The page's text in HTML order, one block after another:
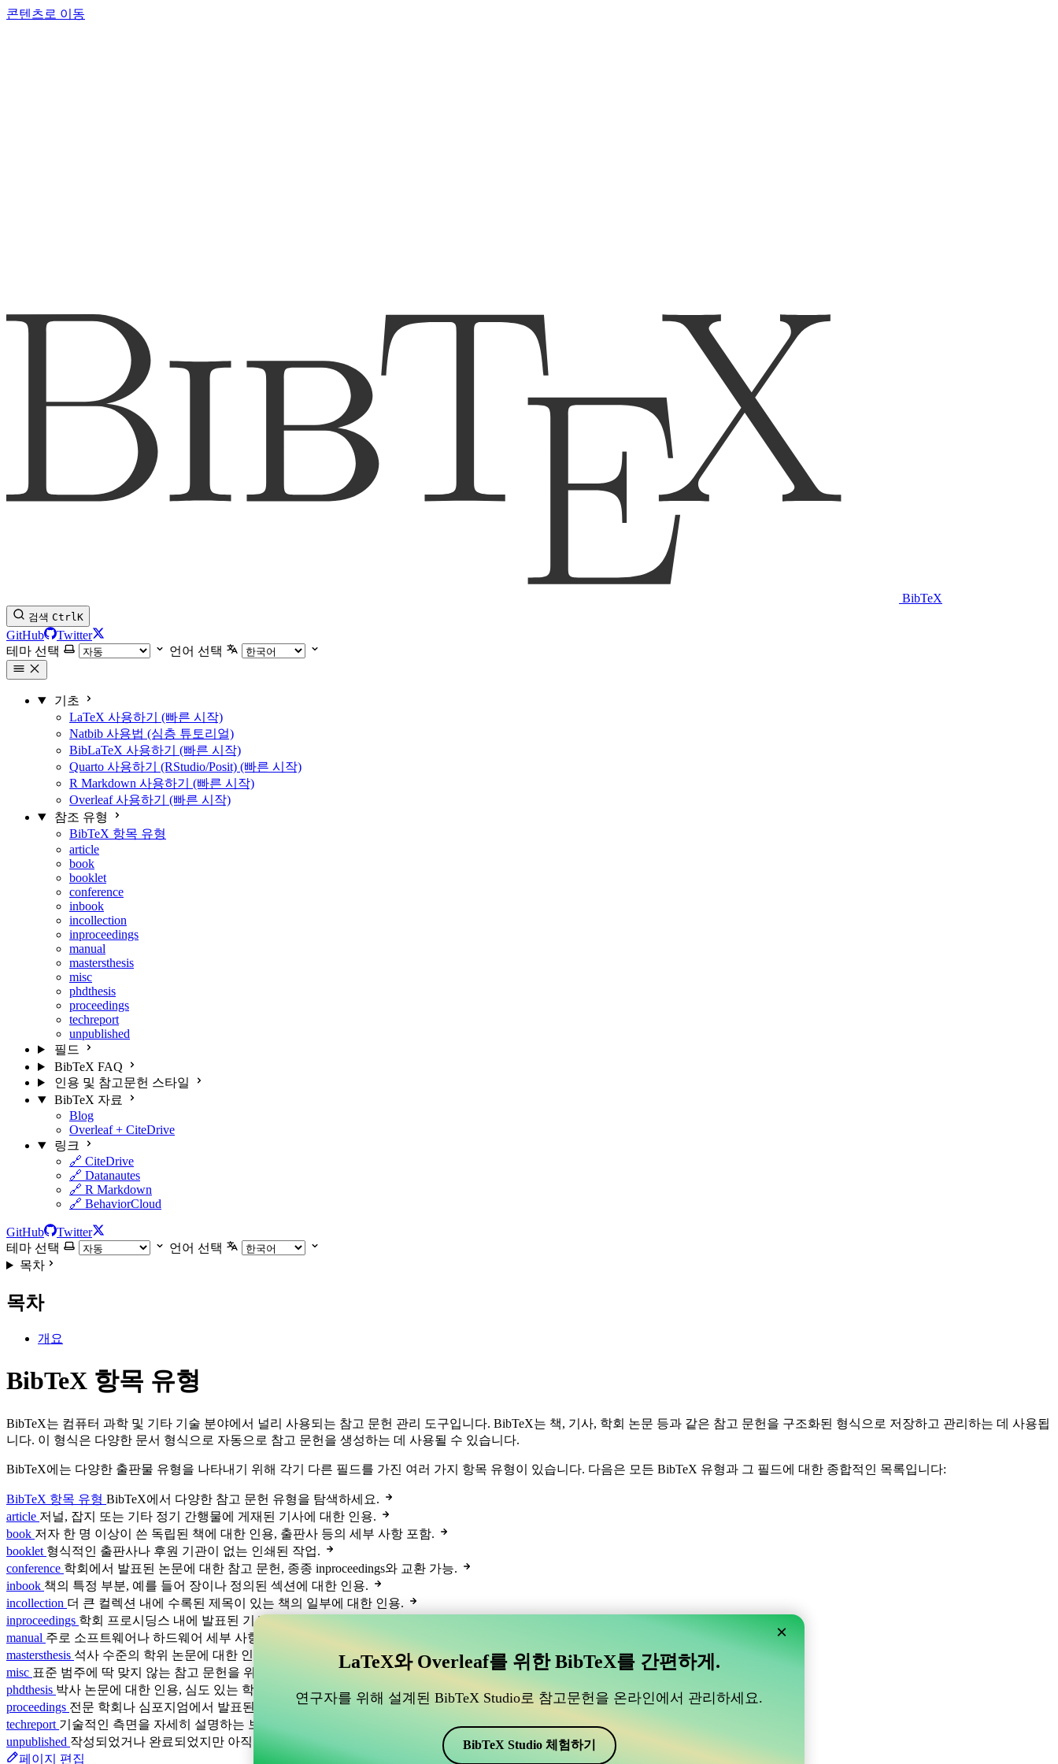
콘텐츠로 이동
BibTeX
검색 CtrlK
GitHub
Twitter
테마 선택
언어 선택
기초
LaTeX 사용하기 (빠른 시작)
Natbib 사용법 (심층 튜토리얼)
BibLaTeX 사용하기 (빠른 시작)
Quarto 사용하기 (RStudio/Posit) (빠른 시작)
R Markdown 사용하기 (빠른 시작)
Overleaf 사용하기 (빠른 시작)
참조 유형
BibTeX 항목 유형
article
book
booklet
conference
inbook
incollection
inproceedings
manual
mastersthesis
misc
phdthesis
proceedings
techreport
unpublished
필드
BibTeX FAQ
인용 및 참고문헌 스타일
BibTeX 자료
Blog
Overleaf + CiteDrive
링크
🔗 CiteDrive
🔗 Datanautes
🔗 R Markdown
🔗 BehaviorCloud
GitHub
Twitter
테마 선택
언어 선택
목차
목차
개요
BibTeX 항목 유형
BibTeX는 컴퓨터 과학 및 기타 기술 분야에서 널리 사용되는 참고 문헌 관리 도구입니다. BibTeX는 책, 기사, 학회 논문 등과 같은 참고 문헌을 구조화된 형식으로 저장하고 관리하는 데 사용됩
니다. 이 형식은 다양한 문서 형식으로 자동으로 참고 문헌을 생성하는 데 사용될 수 있습니다.
BibTeX에는 다양한 출판물 유형을 나타내기 위해 각기 다른 필드를 가진 여러 가지 항목 유형이 있습니다. 다음은 모든 BibTeX 유형과 그 필드에 대한 종합적인 목록입니다:
BibTeX 항목 유형 BibTeX에서 다양한 참고 문헌 유형을 탐색하세요.
article 저널, 잡지 또는 기타 정기 간행물에 게재된 기사에 대한 인용.
book 저자 한 명 이상이 쓴 독립된 책에 대한 인용, 출판사 등의 세부 사항 포함.
booklet 형식적인 출판사나 후원 기관이 없는 인쇄된 작업.
conference 학회에서 발표된 논문에 대한 참고 문헌, 종종 inproceedings와 교환 가능.
inbook 책의 특정 부분, 예를 들어 장이나 정의된 섹션에 대한 인용.
incollection 더 큰 컬렉션 내에 수록된 제목이 있는 책의 일부에 대한 인용.
inproceedings 학회 프로시딩스 내에 발표된 기사나 논문에 대한 참고 문헌.
manual 주로 소프트웨어나 하드웨어 세부 사항을 설명하는 기술 문서나 매뉴얼.
mastersthesis 석사 수준의 학위 논문에 대한 인용, 대학원 수준의 학문적 연구 세부 사항 포함.
misc 표준 범주에 딱 맞지 않는 참고 문헌을 위한 만능 항목 유형.
phdthesis 박사 논문에 대한 인용, 심도 있는 학문적 연구와 기여를 보여줍니다.
proceedings 전문 학회나 심포지엄에서 발표된 학술 논문 모음집.
techreport 기술적인 측면을 자세히 설명하는 보고서, 종종 기관이나 조직에서 출판.
unpublished 작성되었거나 완료되었지만 아직 출판되지 않은 작업.
페이지 편집
×
LaTeX와 Overleaf를 위한 BibTeX를 간편하게.
연구자를 위해 설계된 BibTeX Studio로 참고문헌을 온라인에서 관리하세요.
BibTeX Studio 체험하기